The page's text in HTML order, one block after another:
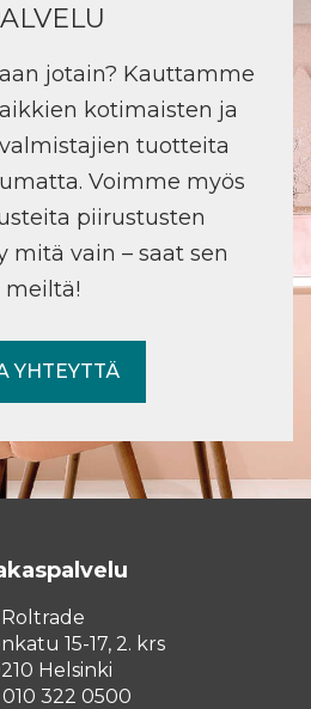
jotain? Kauttamme
kotimaisten ja
tuotteita
Voimme myös
piirustusten
mitä vain – saat sen
meiltä!
YHTEYTTÄ
Roltrade
15-17, 2. krs
Helsinki
322 0500